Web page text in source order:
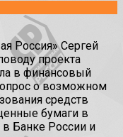
Россия» Сергей
проекта
в финансовый
о возможном
средств
бумаги в
в Банке России и